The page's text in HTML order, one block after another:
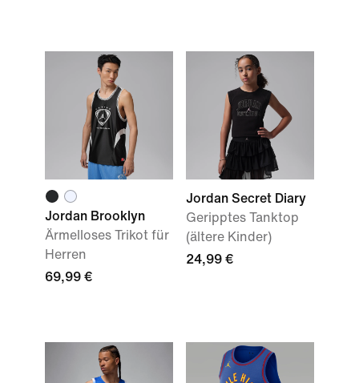
Jordan Brooklyn
Ärmelloses Trikot für
Herren
69,99 €
Jordan Secret Diary
Geripptes Tanktop
(ältere Kinder)
24,99 €